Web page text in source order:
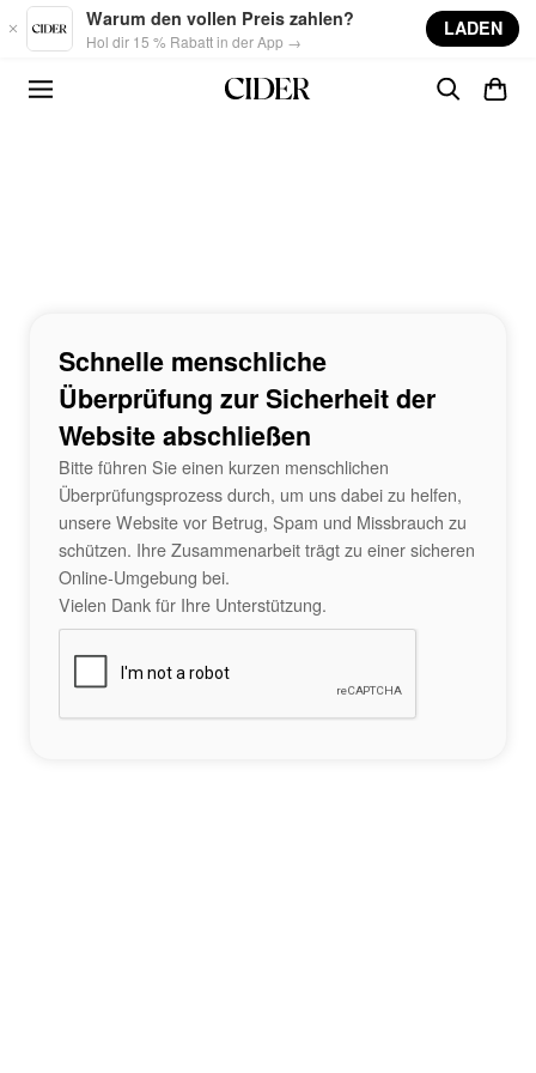
Skip to main content
Warum den vollen Preis zahlen?
Hol dir 15 % Rabatt in der App →
LADEN
Schnelle menschliche
Überprüfung zur Sicherheit der
Website abschließen
Bitte führen Sie einen kurzen menschlichen
Überprüfungsprozess durch, um uns dabei zu helfen,
unsere Website vor Betrug, Spam und Missbrauch zu
schützen. Ihre Zusammenarbeit trägt zu einer sicheren
Online-Umgebung bei.
Vielen Dank für Ihre Unterstützung.